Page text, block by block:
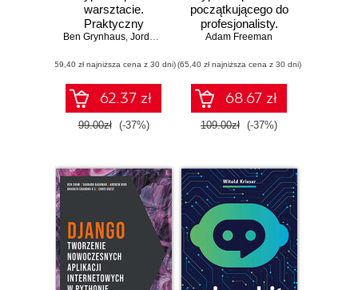
warsztacie.
Praktyczny
przewodnik pisania
Ben Grynhaus, Jordan Hudgens ,Rayon Hunte,Matt Morgan
(59,40 zł najniższa cena z 30 dni)
62.37 zł
99.00zł (-37%)
początkującego do
profesjonalisty.
Wydanie II
Adam Freeman
(65,40 zł najniższa cena z 30 dni)
68.67 zł
109.00zł (-37%)